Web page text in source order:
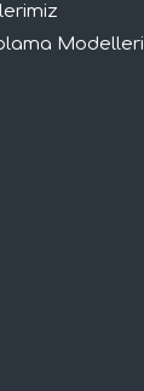
Modelleri